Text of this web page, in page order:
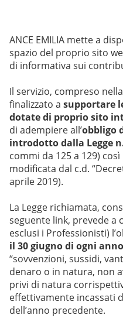
ANCE EMILIA mette a
spazio del proprio sito
di informativa sui
Il servizio, compreso
finalizzato a supportare
dotate di proprio sito
di adempiere all’obbligo
introdotto dalla Legge
commi da 125 a 129)
modificata dal c.d.
aprile 2019).
La Legge richiamata,
seguente link, prevede a
esclusi i Professionisti)
il 30 giugno di ogni anno
“sovvenzioni, sussidi,
denaro o in natura, non
privi di natura
effettivamente incassati
dell’anno precedente.